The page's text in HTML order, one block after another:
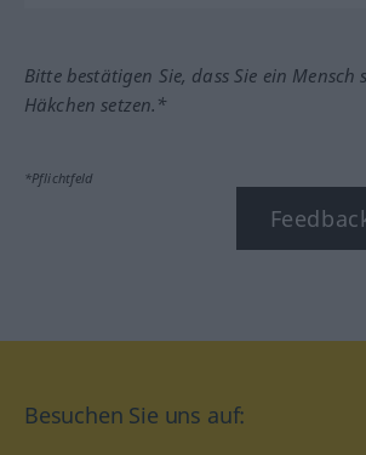
Bitte bestätigen Sie, dass Sie ein Mensch
Häkchen setzen.*
*Pflichtfeld
Besuchen Sie uns auf: